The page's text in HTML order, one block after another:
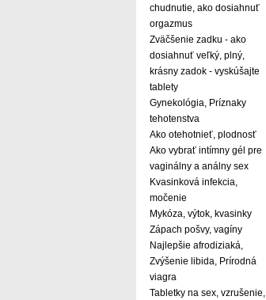
chudnutie, ako dosiahnuť
orgazmus
Zväčšenie zadku - ako
dosiahnuť veľký, plný,
krásny zadok - vyskúšajte
tablety
Gynekológia, Príznaky
tehotenstva
Ako otehotnieť, plodnosť
Ako vybrať intímny gél pre
vaginálny a análny sex
Kvasinková infekcia,
močenie
Mykóza, výtok, kvasinky
Zápach pošvy, vagíny
Najlepšie afrodiziaká,
Zvýšenie libida, Prírodná
viagra
Tabletky na sex, vzrušenie,